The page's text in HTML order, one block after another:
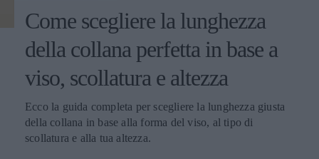
Come scegliere la lunghezza
della collana perfetta in base a
viso, scollatura e altezza
Ecco la guida completa per scegliere la lunghezza giusta
della collana in base alla forma del viso, al tipo di
scollatura e alla tua altezza.